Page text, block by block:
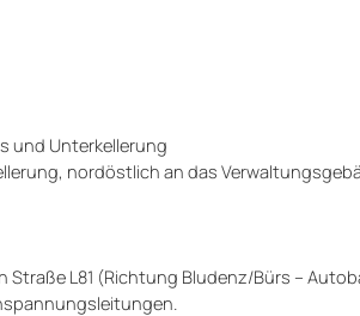
und Unterkellerung
nordöstlich an das
L81 (Richtung Bludenz/Bürs –